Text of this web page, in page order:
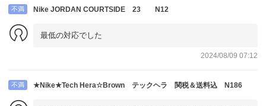
ん。商品はちゃんとしたもので、お手配も最速の出品者様な
不満 Nike JORDAN COURTSIDE 23 N12
最低の対応でした
2024/08/09 07:12
不満 ★Nike★Tech Hera☆Brown テックヘラ 関税＆送料込 N186